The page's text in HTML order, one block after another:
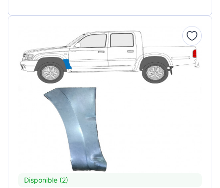
Disponible (2)